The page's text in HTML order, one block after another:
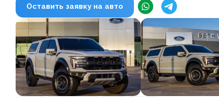
Оставить заявку на авто